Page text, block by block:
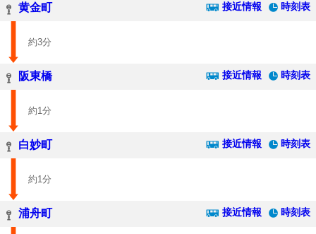
黄金町 接近情報 時刻表
約3分
阪東橋 接近情報 時刻表
約1分
白妙町 接近情報 時刻表
約1分
浦舟町 接近情報 時刻表